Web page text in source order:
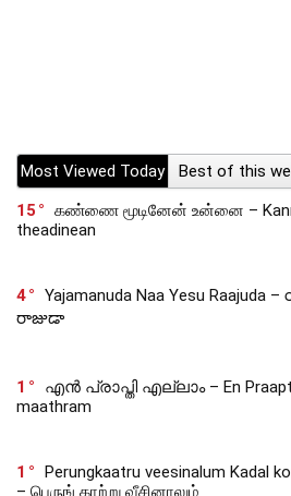
Most Viewed Today Best of this
15
கண்ணை மூடினேன் உன்னை –
theadinean
4
Yajamanuda Naa Yesu
రాజుడా
1
എൻ പ്രാപ്തി എല്ലാം – En
maathram
1
Perungkaatru veesinalum Kadal
– பெருங் காற்று வீசினாலும்